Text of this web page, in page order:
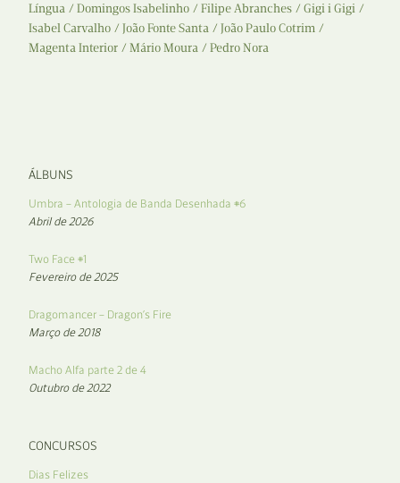
Língua
Domingos Isabelinho Filipe Abranches
Gigi i Gigi
Isabel Carvalho
João Fonte Santa
João Paulo Cotrim
Magenta Interior
Mário Moura Pedro Nora
ÁLBUNS
Umbra – Antologia de Banda Desenhada #6
Abril de 2026
Two Face #1
Fevereiro de 2025
Dragomancer – Dragon’s Fire
Março de 2018
Macho Alfa parte 2 de 4
Outubro de 2022
CONCURSOS
Dias Felizes